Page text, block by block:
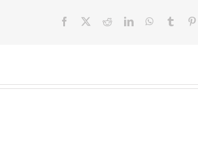
Facebook RedditLinkedInWhatsApp
Tumblr